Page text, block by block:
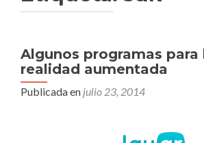
Algunos programas para
realidad aumentada
Publicada en julio 23, 2014